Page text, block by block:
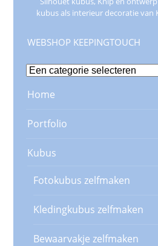
kubus als interieur decoratie van
WEBSHOP KEEPINGTOUCH
Home
Portfolio
Kubus
Fotokubus zelfmaken
Kledingkubus zelfmaken
Bewaarvakje zelfmaken